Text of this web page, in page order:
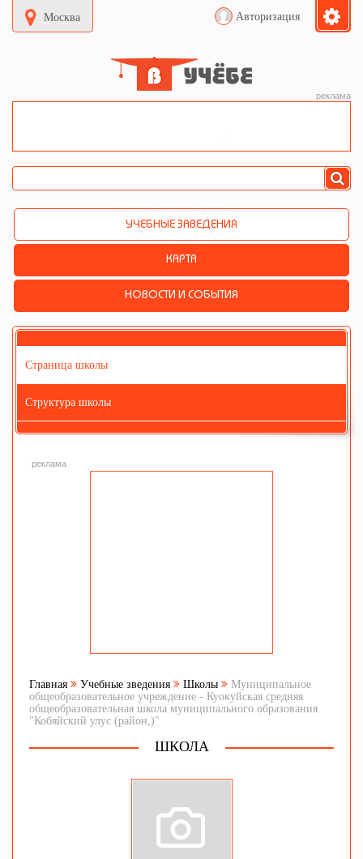
Москва Авторизация
реклама
УЧЕБНЫЕ ЗАВЕДЕНИЯ
КАРТА
НОВОСТИ И СОБЫТИЯ
Страница школы
Структура школы
реклама
Главная Учебные зведения Школы
Муниципальное
общеобразовательное учреждение - Куокуйская средняя
общеобразовательная школа муниципального образования
"Кобяйский улус (район,)"
ШКОЛА